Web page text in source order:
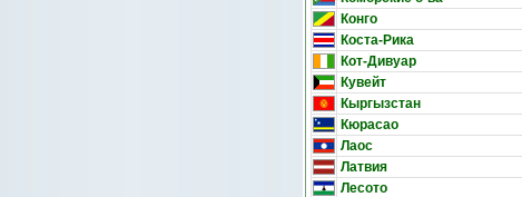
Конго
Коста-Рика
Кот-Дивуар
Кувейт
Кыргызстан
Кюрасао
Лаос
Латвия
Лесото